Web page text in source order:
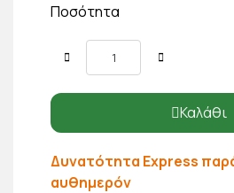
Ποσότητα
Καλάθι
Δυνατότητα Express
αυθημερόν